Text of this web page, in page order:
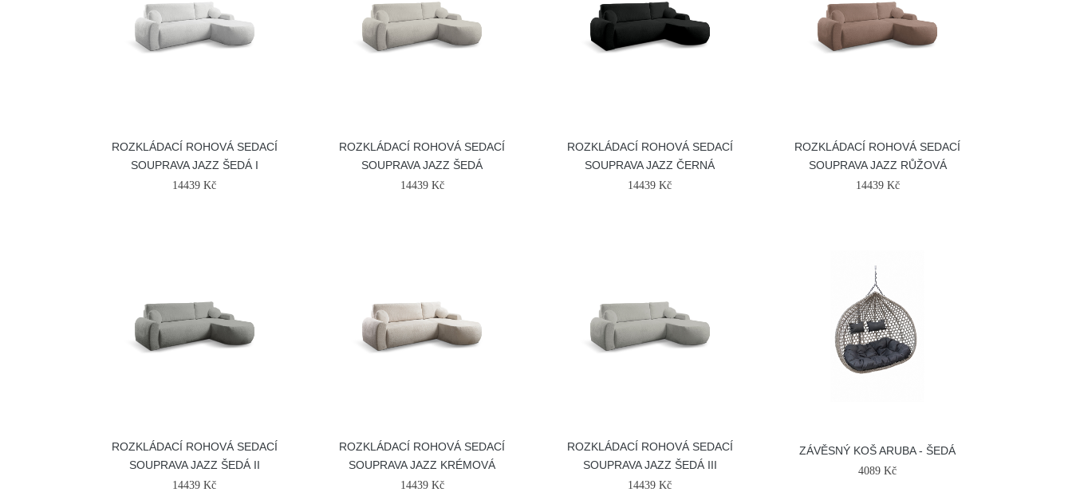
ROZKLÁDACÍ ROHOVÁ SEDACÍ
SOUPRAVA JAZZ ŠEDÁ I
14439 Kč
ROZKLÁDACÍ ROHOVÁ SEDACÍ
SOUPRAVA JAZZ ŠEDÁ
14439 Kč
ROZKLÁDACÍ ROHOVÁ SEDACÍ
SOUPRAVA JAZZ ČERNÁ
14439 Kč
ROZKLÁDACÍ ROHOVÁ SEDACÍ
SOUPRAVA JAZZ RŮŽOVÁ
14439 Kč
ROZKLÁDACÍ ROHOVÁ SEDACÍ
SOUPRAVA JAZZ ŠEDÁ II
14439 Kč
ROZKLÁDACÍ ROHOVÁ SEDACÍ
SOUPRAVA JAZZ KRÉMOVÁ
14439 Kč
ROZKLÁDACÍ ROHOVÁ SEDACÍ
SOUPRAVA JAZZ ŠEDÁ III
14439 Kč
ZÁVĚSNÝ KOŠ ARUBA - ŠEDÁ
4089 Kč